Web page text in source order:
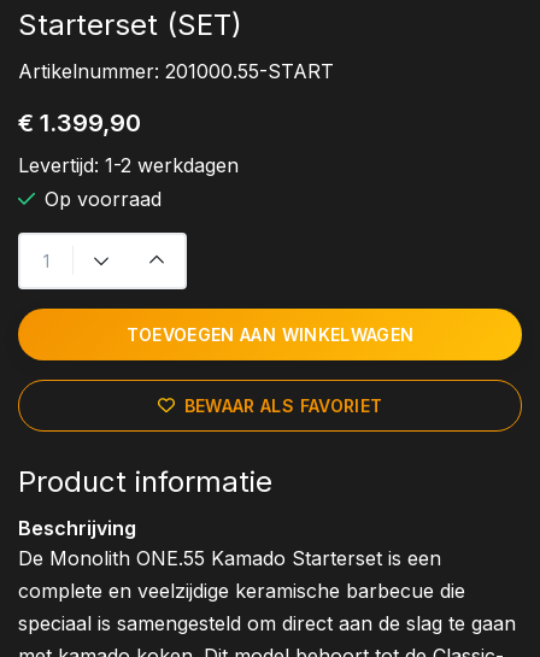
Starterset (SET)
Artikelnummer: 201000.55-START
€ 1.399,90
Levertijd: 1-2 werkdagen
Op voorraad
TOEVOEGEN AAN WINKELWAGEN
BEWAAR ALS FAVORIET
Product informatie
Beschrijving
De Monolith ONE.55 Kamado Starterset is een
complete en veelzijdige keramische barbecue die
speciaal is samengesteld om direct aan de slag te gaan